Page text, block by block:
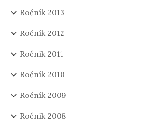
Ročník 2013
Ročník 2012
Ročník 2011
Ročník 2010
Ročník 2009
Ročník 2008